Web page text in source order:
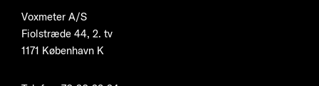
Voxmeter A/S
Fiolstræde 44, 2. tv
1171 København K